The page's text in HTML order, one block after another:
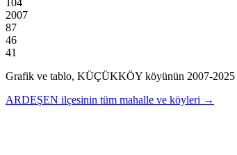
104
2007
87
46
41
Grafik ve tablo, KÜÇÜKKÖY köyünün 2007-2025
ARDEŞEN ilçesinin tüm mahalle ve köyleri →